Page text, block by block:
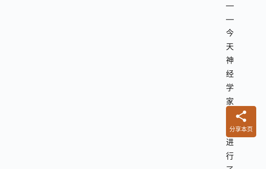
—
—
今
天
神
经
学
家
此
进
行
分享本页